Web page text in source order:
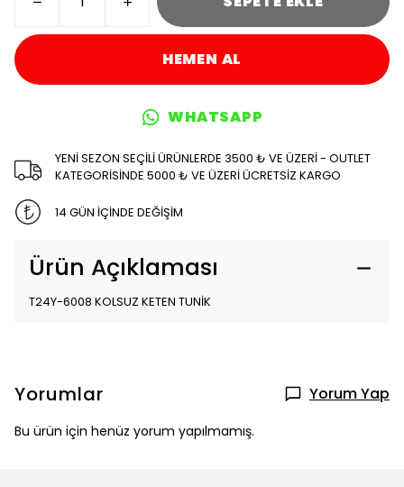
HEMEN AL
WHATSAPP
YENİ SEZON SEÇİLİ ÜRÜNLERDE 3500 ₺ VE ÜZERİ - OUTLET
KATEGORİSİNDE 5000 ₺ VE ÜZERİ ÜCRETSİZ KARGO
14 GÜN İÇİNDE DEĞİŞİM
Ürün Açıklaması
T24Y-6008 KOLSUZ KETEN TUNİK
Yorumlar Yorum Yap
Bu ürün için henüz yorum yapılmamış.